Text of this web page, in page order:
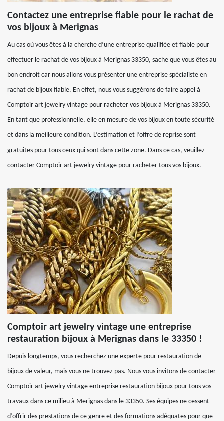
Contactez une entreprise fiable pour le rachat de
vos bijoux à Merignas
Au cas où vous êtes à la cherche d’une entreprise qualifiée et fiable pour
effectuer le rachat de vos bijoux à Merignas 33350, sache que vous êtes au
bon endroit car nous allons vous présenter une entreprise spécialiste en
rachat de bijoux fiable. En effet, nous vous suggérons de faire appel à
Comptoir art jewelry vintage pour racheter vos bijoux à Merignas 33350.
En tant que professionnelle, elle en mesure de vos bijoux en toute sécurité
et dans la meilleure condition. L’estimation et l’offre de reprise sont
gratuites pour tous ceux qui sont dans cette zone. Dans ce cas, veuillez
contacter Comptoir art jewelry vintage pour racheter tous vos bijoux.
Comptoir art jewelry vintage une entreprise
restauration bijoux à Merignas dans le 33350 !
Depuis longtemps, vous recherchez une experte pour restauration de
bijoux de valeur, mais vous ne trouvez pas. Nous vous invitons de contacter
Comptoir art jewelry vintage entreprise restauration bijoux pour tous vos
travaux dans ce milieu à Merignas dans le 33350. Ses équipes ne cessent
d’offrir des prestations de ce genre et des formations adéquates pour que